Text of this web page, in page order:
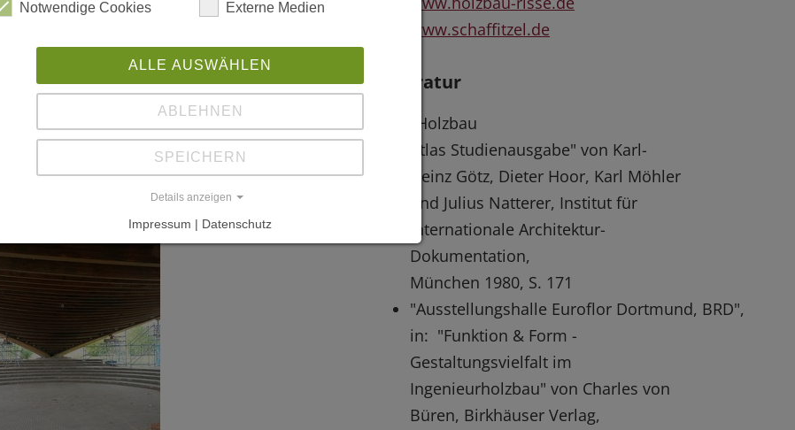
www.schaffitzel.de
Literatur
"Holzbau
Atlas Studienausgabe" von Karl-
Heinz Götz, Dieter Hoor, Karl Möhler
und Julius Natterer, Institut für
internationale Architektur-
Dokumentation,
München 1980, S. 171
"Ausstellungshalle Euroflor Dortmund, BRD",
in: "Funktion & Form -
Gestaltungsvielfalt im
Ingenieurholzbau" von Charles von
Büren, Birkhäuser Verlag,
Notwendige Cookies Externe Medien
ALLE AUSWÄHLEN
ABLEHNEN
SPEICHERN
Details anzeigen
Impressum | Datenschutz